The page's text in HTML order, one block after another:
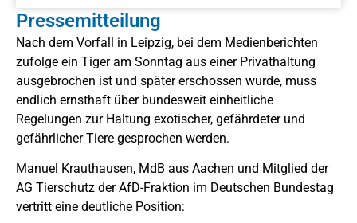
Pressemitteilung
Nach dem Vorfall in Leipzig, bei dem Medienberichten
zufolge ein Tiger am Sonntag aus einer Privathaltung
ausgebrochen ist und später erschossen wurde, muss
endlich ernsthaft über bundesweit einheitliche
Regelungen zur Haltung exotischer, gefährdeter und
gefährlicher Tiere gesprochen werden.
Manuel Krauthausen, MdB aus Aachen und Mitglied der
AG Tierschutz der AfD-Fraktion im Deutschen Bundestag
vertritt eine deutliche Position: